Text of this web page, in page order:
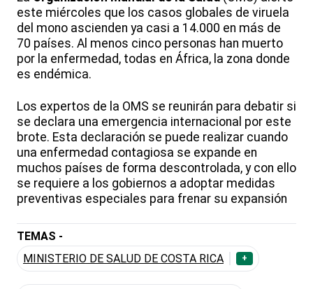
este miércoles que los casos globales de viruela
del mono ascienden ya casi a 14.000 en más de
70 países. Al menos cinco personas han muerto
por la enfermedad, todas en África, la zona donde
es endémica.
Los expertos de la OMS se reunirán para debatir si
se declara una emergencia internacional por este
brote. Esta declaración se puede realizar cuando
una enfermedad contagiosa se expande en
muchos países de forma descontrolada, y con ello
se requiere a los gobiernos a adoptar medidas
preventivas especiales para frenar su expansión
TEMAS -
MINISTERIO DE SALUD DE COSTA RICA
+